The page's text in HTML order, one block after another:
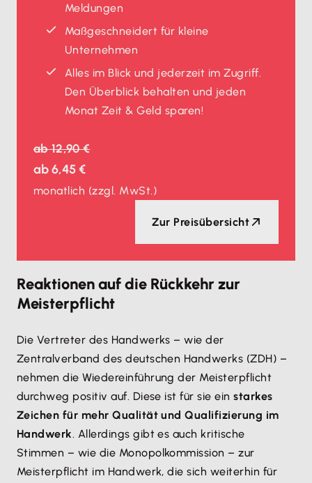
Meldungen
Maßgeschneidert für kleine
Unternehmen
Alles im Blick und jederzeit im Zugriff.
Den Überblick behalten und jeden
Monat Zeit & Geld sparen!
ab12,90 €
ab6,45 €
monatlich (zzgl. MwSt.)
Zur Preisübersicht
Reaktionen auf die Rückkehr zur
Meisterpflicht
Die Vertreter des Handwerks – wie der
Zentralverband des deutschen Handwerks (ZDH) –
nehmen die Wiedereinführung der Meisterpflicht
durchweg positiv auf. Diese ist für sie einstarkes
Zeichen für mehr Qualität und Qualifizierung im
Handwerk. Allerdings gibt es auch kritische
Stimmen – wie die Monopolkommission – zur
Meisterpflicht im Handwerk, die sich weiterhin für